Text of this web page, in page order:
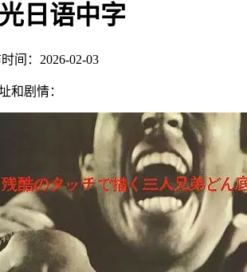
日语中字
间：2026-02-03
和剧情：